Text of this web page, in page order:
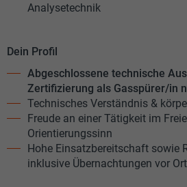
Analysetechnik
Dein Profil
Abgeschlossene technische
Zertifizierung als Gasspürer/in
Technisches Verständnis &
Freude an einer Tätigkeit im
Orientierungssinn
Hohe Einsatzbereitschaft sowie
inklusive Übernachtungen vor Ort